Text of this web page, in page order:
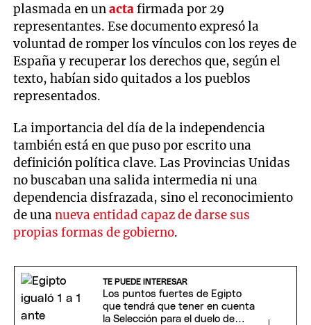
plasmada en unactafirmada por 29
representantes. Ese documento expresó la
voluntad de romper los vínculos con los reyes de
España y recuperar los derechos que, según el
texto, habían sido quitados a los pueblos
representados.
La importancia del día de la independencia
también está en que puso por escrito una
definición política clave. Las Provincias Unidas
no buscaban una salida intermedia ni una
dependencia disfrazada, sino el reconocimiento
de unanueva entidad capaz de darse sus
propias formas de gobierno.
TE PUEDE INTERESAR
Los puntos fuertes de Egipto
que tendrá que tener en cuenta
la Selección para el duelo de